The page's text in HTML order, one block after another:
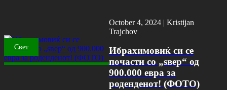
Свет
October 4, 2024 |Kristijan
Trajchov
Ибрахимовиќ си се
почасти со „ѕвер“ од
900.000 евра за
роденденот! (ФОТО)